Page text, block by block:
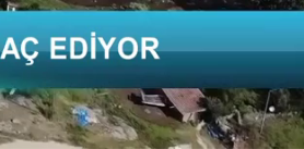
Devamını Oku ->